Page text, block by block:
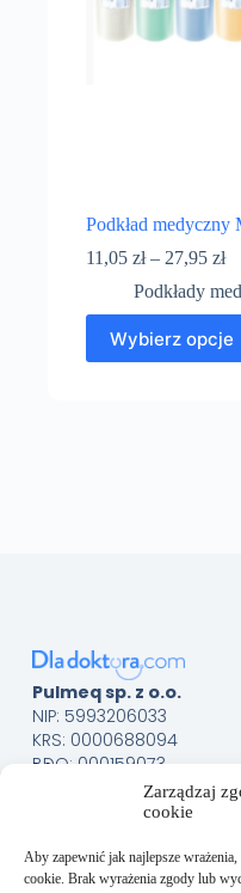
Zarządzaj
cookie
Aby zapewnić jak najlepsze
cookie. Brak wyrażenia zgody lub
Podkład
11,05 zł – 27,95 zł
Podkłady
Wybierz opcje
Pulmeq sp. z o.o.
NIP: 5993206033
KRS: 0000688094
BDO: 000159073
Menu
Kontakt
Obsługa Klienta